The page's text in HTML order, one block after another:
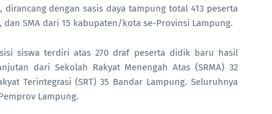
dengan sasis daya tampung total 413 peserta
SMA dari 15 kabupaten/kota se-Provinsi Lampung.
siswa terdiri atas 270 draf peserta didik baru hasil
dari Sekolah Rakyat Menengah Atas (SRMA) 32
Terintegrasi (SRT) 35 Bandar Lampung. Seluruhnya
Lampung.